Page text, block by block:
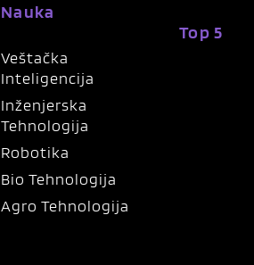
Nauka
Veštačka
Inteligencija
Inženjerska
Tehnologija
Robotika
Bio Tehnologija
Agro Tehnologija
Top 5